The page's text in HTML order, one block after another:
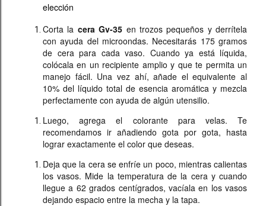
elección
Corta la cera Gv-35 en trozos pequeños y derrítela
con ayuda del microondas. Necesitarás 175 gramos
de cera para cada vaso. Cuando ya está líquida,
colócala en un recipiente amplio y que te permita un
manejo fácil. Una vez ahí, añade el equivalente al
10% del líquido total de esencia aromática y mezcla
perfectamente con ayuda de algún utensilio.
Luego, agrega el colorante para velas. Te
recomendamos ir añadiendo gota por gota, hasta
lograr exactamente el color que deseas.
Deja que la cera se enfríe un poco, mientras calientas
los vasos. Mide la temperatura de la cera y cuando
llegue a 62 grados centígrados, vacíala en los vasos
dejando espacio entre la mecha y la tapa.